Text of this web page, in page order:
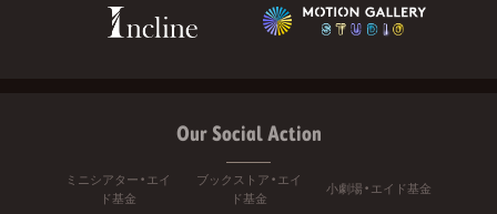
Our Social Action
ミニシアター・エイ
ド基金
ブックストア・エイ
ド基金
小劇場・エイド基金